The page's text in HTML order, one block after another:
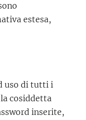
estesa,
uso di tutti i
cosiddetta
inserite,